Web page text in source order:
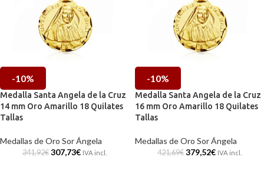
-10%
Medalla Santa Angela de la Cruz
14 mm Oro Amarillo 18 Quilates
Tallas
Medallas de Oro Sor Ángela
341,92€ 307,73€ IVA incl.
-10%
Medalla Santa Angela de la Cruz
16 mm Oro Amarillo 18 Quilates
Tallas
Medallas de Oro Sor Ángela
421,69€ 379,52€ IVA incl.